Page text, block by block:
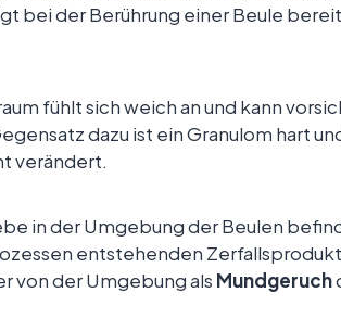
bei der Berührung einer Beule
fühlt sich weich an und kann
dazu ist ein Granulom hart
verändert.
in der Umgebung der Beulen
entstehenden
von der Umgebung als Mundgeruch